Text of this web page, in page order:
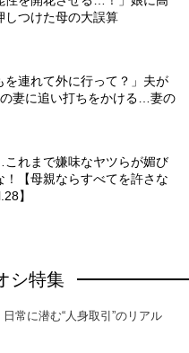
しつけた母の大誤算
を連れて外に行って？」夫が
妻に追い打ちをかける…妻の
れまで嫌味なヤツらが媚び
！【母親ならすべてを許さな
】
シ特集
常に潜む“人身取引”のリアル